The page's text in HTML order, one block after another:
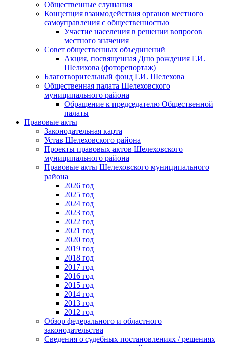
Общественные слушания
Концепция взаимодействия органов местного
самоуправления с общественностью
Участие населения в решении вопросов
местного значения
Совет общественных объединений
Акция, посвященная Дню рождения Г.И.
Шелихова (фоторепортаж)
Благотворительный фонд Г.И. Шелехова
Общественная палата Шелеховского
муниципального района
Обращение к председателю Общественной
палаты
Правовые акты
Законодательная карта
Устав Шелеховского района
Проекты правовых актов Шелеховского
муниципального района
Правовые акты Шелеховского муниципального
района
2026 год
2025 год
2024 год
2023 год
2022 год
2021 год
2020 год
2019 год
2018 год
2017 год
2016 год
2015 год
2014 год
2013 год
2012 год
Обзор федерального и областного
законодательства
Сведения о судебных постановлениях / решениях